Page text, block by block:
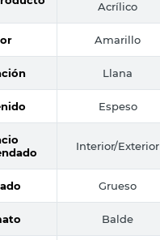
Acrílico
Amarillo
Llana
Espeso
Interior/Exterior
Grueso
Balde